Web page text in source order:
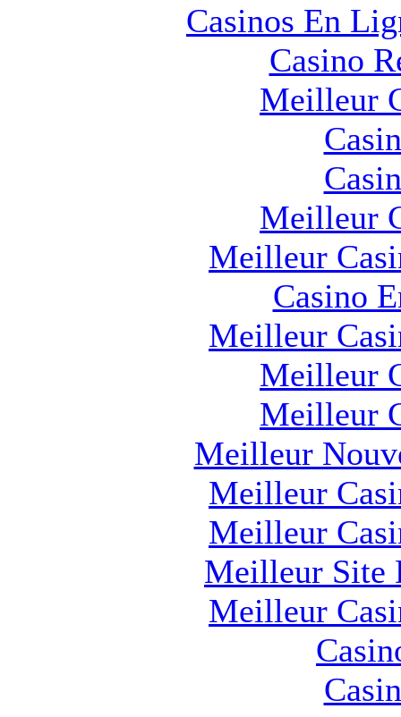
Casinos En
Casino
Meilleur
Meilleur
Meilleur
Casino
Meilleur
Meilleur
Meilleur
Meilleur
Meilleur
Meilleur
Meilleur Site
Meilleur